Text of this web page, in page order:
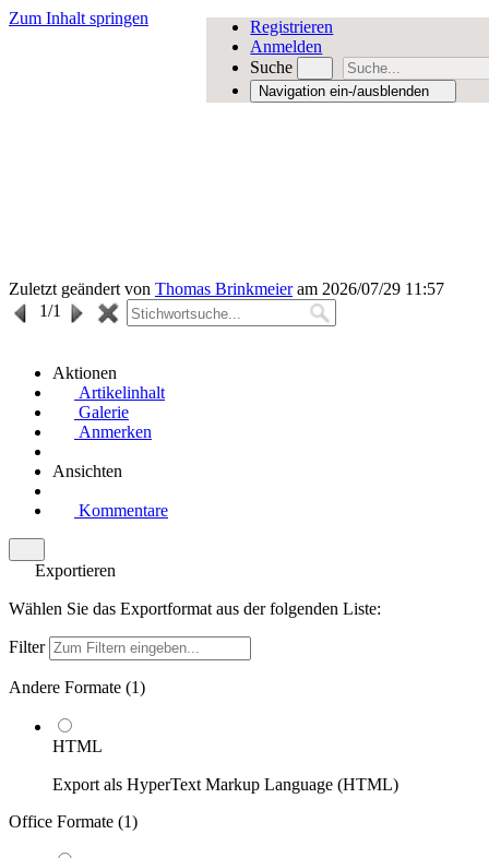
Zum Inhalt springen
Registrieren
Anmelden
Suche
Navigation ein-/ausblenden
Zuletzt geändert von Thomas Brinkmeieram 2026/07/29 11:57
1/1
Aktionen
Artikelinhalt
Galerie
Anmerken
Ansichten
Kommentare
Exportieren
Wählen Sie das Exportformat aus der folgenden Liste:
Filter
Andere Formate (1)
HTML
Export als HyperText Markup Language (HTML)
Office Formate (1)